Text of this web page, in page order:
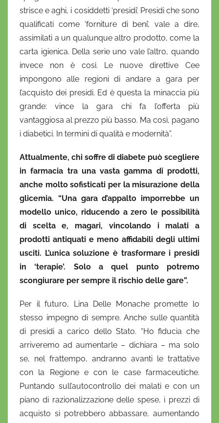
strisce e aghi, i cosiddetti ‘presidi’. Presidi che sono
qualificati come ‘forniture di beni’, vale a dire,
assimilati a un qualunque altro prodotto, come la
carta igienica. Della serie uno vale l’altro, quando
invece non è così. Le nuove direttive Cee
impongono alle regioni di andare a gara per
l’acquisto dei presidi. Ed è questa la minaccia più
grande: vince la gara chi fa l’offerta più
vantaggiosa al prezzo più basso. Ma così, pagano
i diabetici. In termini di qualità e modernità”.
Attualmente, chi soffre di diabete può scegliere
in farmacia tra una vasta gamma di prodotti,
anche molto sofisticati per la misurazione della
glicemia. “Una gara d’appalto imporrebbe un
modello unico, riducendo a zero le possibilità
di scelta e, magari, vincolando i malati a
prodotti antiquati e meno affidabili degli ultimi
usciti. L’unica soluzione è trasformare i presidi
in ‘terapie’. Solo a quel punto potremo
scongiurare per sempre il rischio delle gare”.
Per il futuro, Lina Delle Monache promette lo
stesso impegno di sempre. Anche sulle quantità
di presidi a carico dello Stato. “Ho fiducia che
arriveremo ad aumentarle – dichiara – ma solo
se, nel frattempo, andranno avanti le trattative
con la Regione e con le case farmaceutiche.
Puntando sull’autocontrollo dei malati e con un
piano di razionalizzazione delle spese, i prezzi di
acquisto si potrebbero abbassare, aumentando